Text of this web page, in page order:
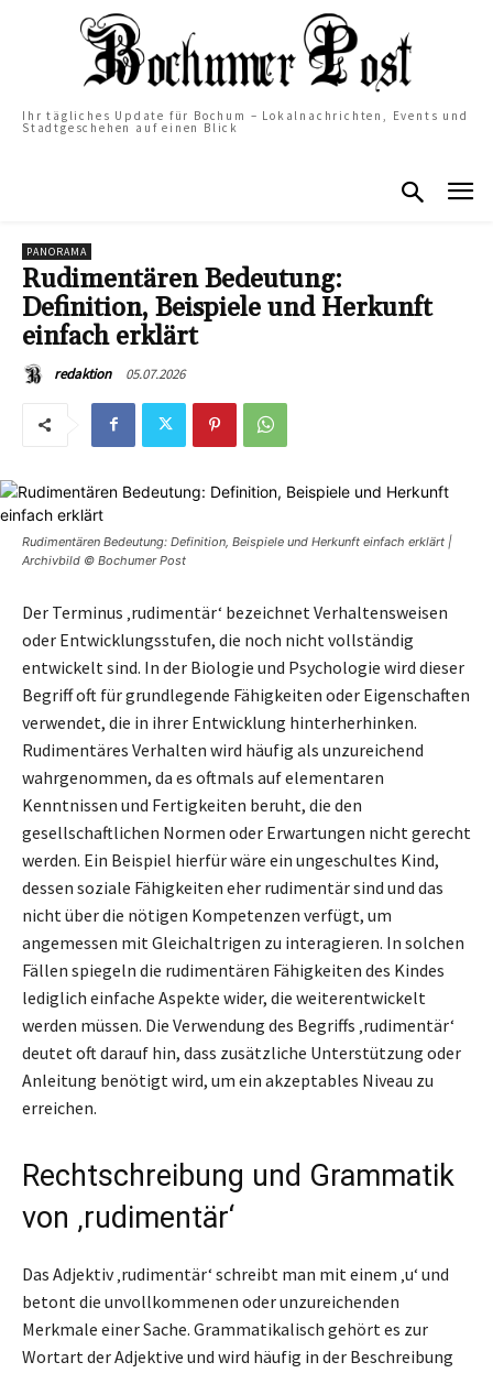
Ihr tägliches Update für Bochum – Lokalnachrichten, Events und
Stadtgeschehen auf einen Blick
PANORAMA
Rudimentären Bedeutung:
Definition, Beispiele und Herkunft
einfach erklärt
redaktion 05.07.2026
Rudimentären Bedeutung: Definition, Beispiele und Herkunft einfach erklärt |
Archivbild © Bochumer Post
Der Terminus ‚rudimentär‘ bezeichnet Verhaltensweisen
oder Entwicklungsstufen, die noch nicht vollständig
entwickelt sind. In der Biologie und Psychologie wird dieser
Begriff oft für grundlegende Fähigkeiten oder Eigenschaften
verwendet, die in ihrer Entwicklung hinterherhinken.
Rudimentäres Verhalten wird häufig als unzureichend
wahrgenommen, da es oftmals auf elementaren
Kenntnissen und Fertigkeiten beruht, die den
gesellschaftlichen Normen oder Erwartungen nicht gerecht
werden. Ein Beispiel hierfür wäre ein ungeschultes Kind,
dessen soziale Fähigkeiten eher rudimentär sind und das
nicht über die nötigen Kompetenzen verfügt, um
angemessen mit Gleichaltrigen zu interagieren. In solchen
Fällen spiegeln die rudimentären Fähigkeiten des Kindes
lediglich einfache Aspekte wider, die weiterentwickelt
werden müssen. Die Verwendung des Begriffs ‚rudimentär‘
deutet oft darauf hin, dass zusätzliche Unterstützung oder
Anleitung benötigt wird, um ein akzeptables Niveau zu
erreichen.
Rechtschreibung und Grammatik
von ‚rudimentär‘
Das Adjektiv ‚rudimentär‘ schreibt man mit einem ‚u‘ und
betont die unvollkommenen oder unzureichenden
Merkmale einer Sache. Grammatikalisch gehört es zur
Wortart der Adjektive und wird häufig in der Beschreibung